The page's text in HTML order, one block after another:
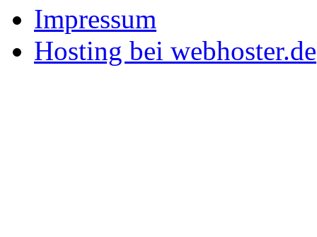
Impressum
Hosting bei webhoster.de